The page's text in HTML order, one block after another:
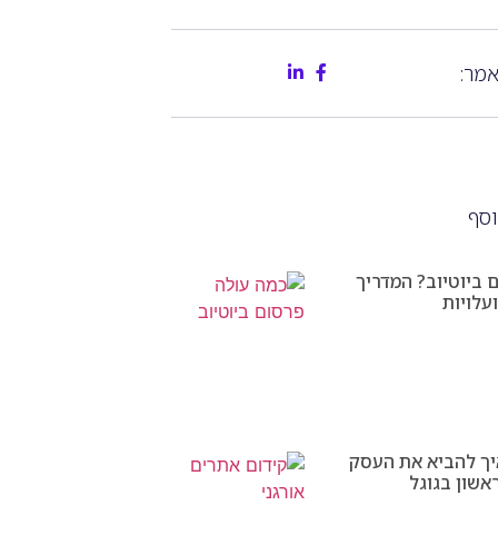
ביוטיוב? המדריך
להביא את העסק
בגוגל